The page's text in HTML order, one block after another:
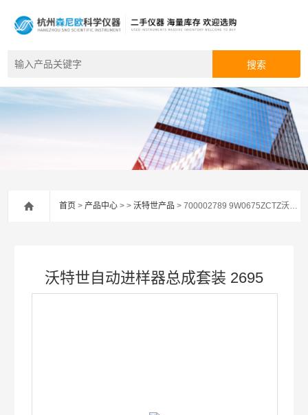
首页 >产品中心 > >沃特世产品 > 700002789 9W0675ZCTZ沃特世自动进样器总成套装 2695
沃特世自动进样器总成套装 2695